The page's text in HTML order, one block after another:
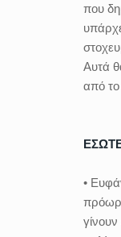
που
Αυτά
από
•
γίνουν